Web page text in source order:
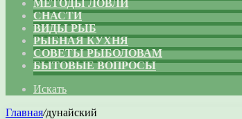
МЕТОДЫ ЛОВЛИ
СНАСТИ
ВИДЫ РЫБ
РЫБНАЯ КУХНЯ
СОВЕТЫ РЫБОЛОВАМ
БЫТОВЫЕ ВОПРОСЫ
Искать
Главная/дунайский